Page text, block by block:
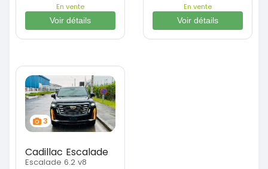
En vente
Voir détails
En vente
Voir détails
3
Cadillac Escalade
Escalade 6.2 v8